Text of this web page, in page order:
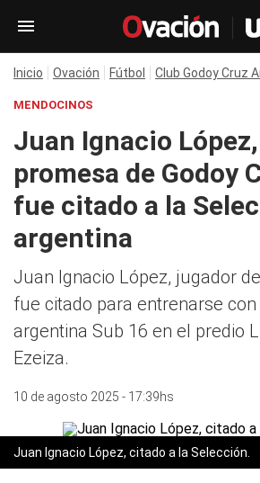
Inicio Ovación Fútbol Club Godoy Cruz
MENDOCINOS
Juan Ignacio
promesa de Godoy
fue citado a la
argentina
Juan Ignacio López, jugador
fue citado para entrenarse
argentina Sub 16 en el predio
Ezeiza.
10 de agosto 2025 - 17:39hs
Juan Ignacio López, citado a la Selección.